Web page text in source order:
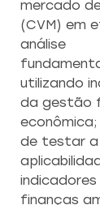
mercado
(CVM) em
análise
utilizando
da gestão
de testar a
indicadores
finanças